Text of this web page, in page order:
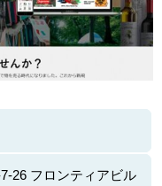
26 フロンティアビル